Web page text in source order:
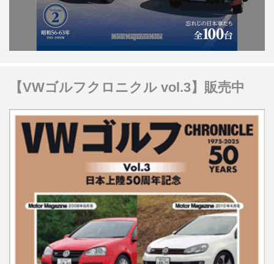
【VWゴルフクロニクル vol.3】販売中